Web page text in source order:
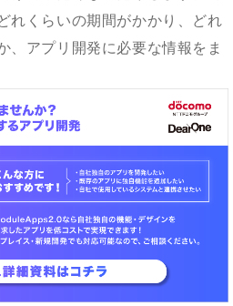
れくらいの期間がかかり、どれ
、アプリ開発に必要な情報をま